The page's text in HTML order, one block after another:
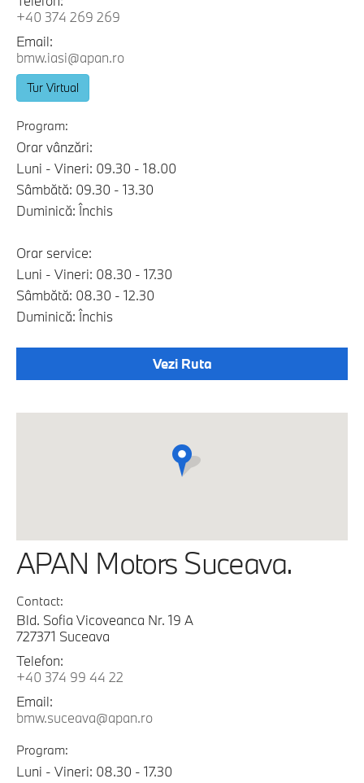
+40 374 269 269
Email:
bmw.iasi@apan.ro
Tur Virtual
Program:
Orar vânzări:
Luni - Vineri: 09.30 - 18.00
Sâmbătă: 09.30 - 13.30
Duminică: Închis
Orar service:
Luni - Vineri: 08.30 - 17.30
Sâmbătă: 08.30 - 12.30
Duminică: Închis
Vezi Ruta
APAN Motors Suceava.
Contact:
Bld. Sofia Vicoveanca Nr. 19 A
727371 Suceava
Telefon:
+40 374 99 44 22
Email:
bmw.suceava@apan.ro
Program:
Luni - Vineri: 08.30 - 17.30